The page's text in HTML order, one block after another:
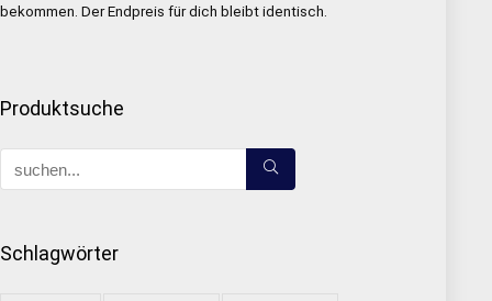
bekommen. Der Endpreis für dich bleibt identisch.
Produktsuche
Schlagwörter